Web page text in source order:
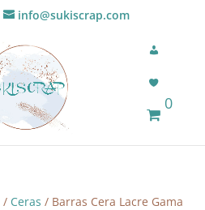
info@sukiscrap.com
0
/ Ceras / Barras Cera Lacre Gama